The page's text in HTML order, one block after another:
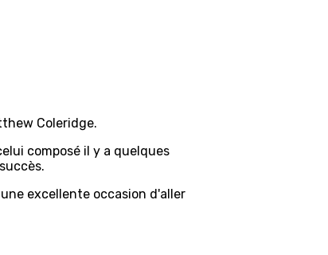
Coleridge.
composé il y a quelques
excellente occasion d'aller